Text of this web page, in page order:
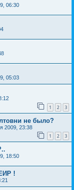
06:30
05:03
1 2 3
не было?
2009, 23:38
1 2 3
18:50
!